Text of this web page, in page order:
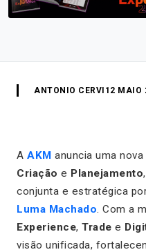
ANTONIO CERVI 12 MAIO
A AKM anuncia uma
Criação e Planejamento
conjunta e estratégica
Luma Machado. Com a
Experience, Trade e
visão unificada,